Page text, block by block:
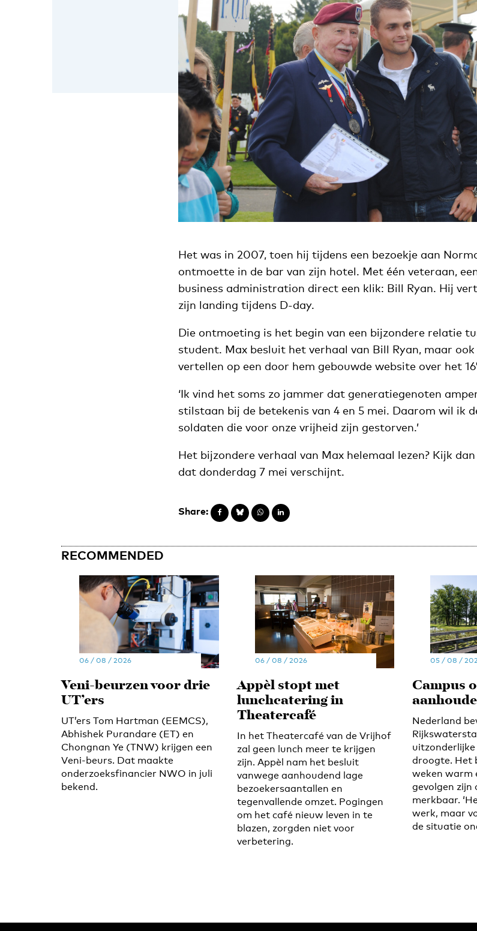
Het was in 2007, toen hij tijdens een bezoekje aan
ontmoette in de bar van zijn hotel. Met één veteraan,
business administration direct een klik: Bill Ryan. Hij
zijn landing tijdens D-day.
Die ontmoeting is het begin van een bijzondere relatie
student. Max besluit het verhaal van Bill Ryan, maar
vertellen op een door hem gebouwde website over het 16
‘Ik vind het soms zo jammer dat generatiegenoten
stilstaan bij de betekenis van 4 en 5 mei. Daarom wil ik
soldaten die voor onze vrijheid zijn gestorven.’
Het bijzondere verhaal van Max helemaal lezen? Kijk
dat donderdag 7 mei verschijnt.
Share:
RECOMMENDED
06 / 08 / 2026
Veni-beurzen voor drie
UT’ers
UT’ers Tom Hartman (EEMCS),
Abhishek Purandare (ET) en
Chongnan Ye (TNW) krijgen een
Veni-beurs. Dat maakte
onderzoeksfinancier NWO in juli
bekend.
06 / 08 / 2026
Appèl stopt met
lunchcatering in
Theatercafé
In het Theatercafé van de Vrijhof
zal geen lunch meer te krijgen
zijn. Appèl nam het besluit
vanwege aanhoudend lage
bezoekersaantallen en
tegenvallende omzet. Pogingen
om het café nieuw leven in te
blazen, zorgden niet voor
verbetering.
05 / 08 /
Campus
Nederland
droogte. Het
weken warm
gevolgen zijn
merkbaar.
werk, maar
de situatie